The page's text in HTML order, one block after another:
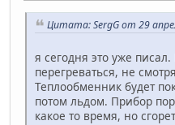
Цитата: SergG от 29
я сегодня это уже
перегреваться, не
Теплообменник будет
потом льдом. Прибор
какое то время, но